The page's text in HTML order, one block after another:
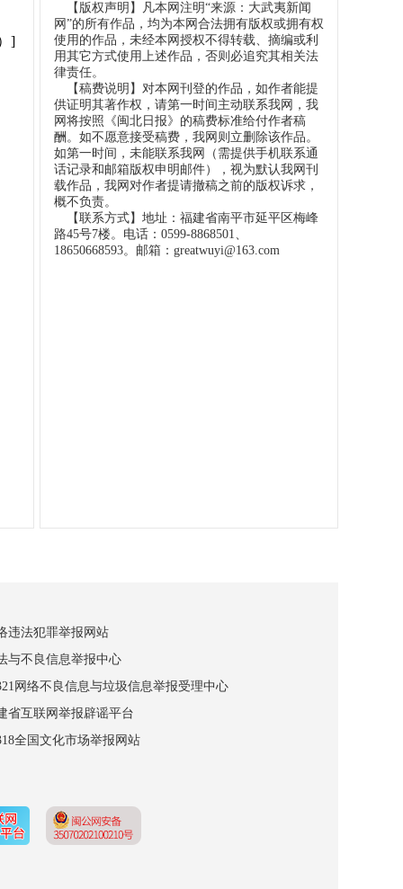
]
【版权声明】凡本网注明“来源：大武夷新闻
网”的所有作品，均为本网合法拥有版权或拥有权
使用的作品，未经本网授权不得转载、摘编或利
用其它方式使用上述作品，否则必追究其相关法
律责任。
【稿费说明】对本网刊登的作品，如作者能提
供证明其著作权，请第一时间主动联系我网，我
网将按照《闽北日报》的稿费标准给付作者稿
酬。如不愿意接受稿费，我网则立删除该作品。
如第一时间，未能联系我网（需提供手机联系通
话记录和邮箱版权申明邮件），视为默认我网刊
载作品，我网对作者提请撤稿之前的版权诉求，
概不负责。
【联系方式】地址：福建省南平市延平区梅峰
路45号7楼。电话：0599-8868501、
18650668593。邮箱：greatwuyi@163.com
违法犯罪举报网站
与不良信息举报中心
网络不良信息与垃圾信息举报受理中心
省互联网举报辟谣平台
全国文化市场举报网站